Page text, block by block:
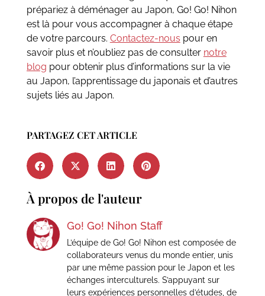
prépariez à déménager au Japon, Go! Go! Nihon
est là pour vous accompagner à chaque étape
de votre parcours. Contactez-nous pour en
savoir plus et n’oubliez pas de consulter notre
blog pour obtenir plus d’informations sur la vie
au Japon, l’apprentissage du japonais et d’autres
sujets liés au Japon.
PARTAGEZ CET ARTICLE
À propos de l'auteur
Go! Go! Nihon Staff
L’équipe de Go! Go! Nihon est composée de
collaborateurs venus du monde entier, unis
par une même passion pour le Japon et les
échanges interculturels. S’appuyant sur
leurs expériences personnelles d’études, de